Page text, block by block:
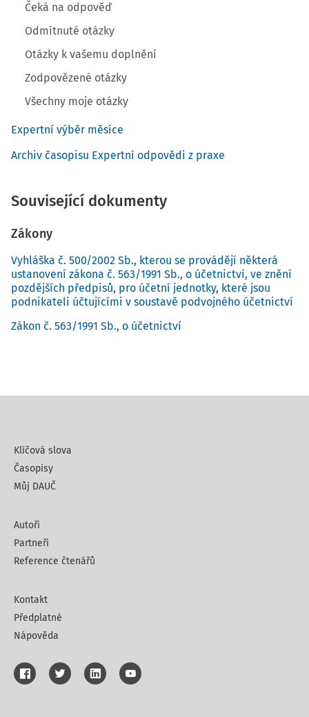
Čeká na odpověď
Odmítnuté otázky
Otázky k vašemu doplnění
Zodpovězené otázky
Všechny moje otázky
Expertní výběr měsíce
Archiv časopisu Expertní odpovědi z praxe
Související dokumenty
Zákony
Vyhláška č. 500/2002 Sb., kterou se provádějí některá
ustanovení zákona č. 563/1991 Sb., o účetnictví, ve znění
pozdějších předpisů, pro účetní jednotky, které jsou
podnikateli účtujícími v soustavě podvojného účetnictví
Zákon č. 563/1991 Sb., o účetnictví
Klíčová slova
Časopisy
Můj DAUČ
Autoři
Partneři
Reference čtenářů
Kontakt
Předplatné
Nápověda